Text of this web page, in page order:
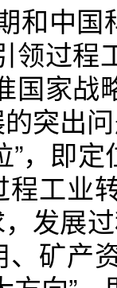
和中
领过
国家
突出
”，即
工业
发展
矿产